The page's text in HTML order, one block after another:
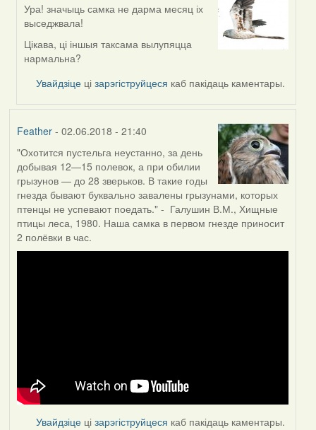
In
reply
to
by
(госць)
Ура! значыць самка не дарма месяц іх
выседжвала!
Цікава, ці іншыя таксама вылупяцца
нармальна?
Увайдзіце цізарэгіструйцеся каб пакідаць каментары.
Feather- 02.06.2018 - 21:40
"Охотится пустельга неустанно, за день
добывая 12—15 полевок, а при обилии
грызунов — до 28 зверьков. В такие годы
гнезда бывают буквально завалены грызунами, которых
птенцы не успевают поедать." - Галушин В.М., Хищные
птицы леса, 1980. Наша самка в первом гнезде приносит
2 полёвки в час.
Увайдзіце цізарэгіструйцеся каб пакідаць каментары.